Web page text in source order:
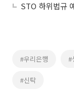
#우리은행 #
#신탁